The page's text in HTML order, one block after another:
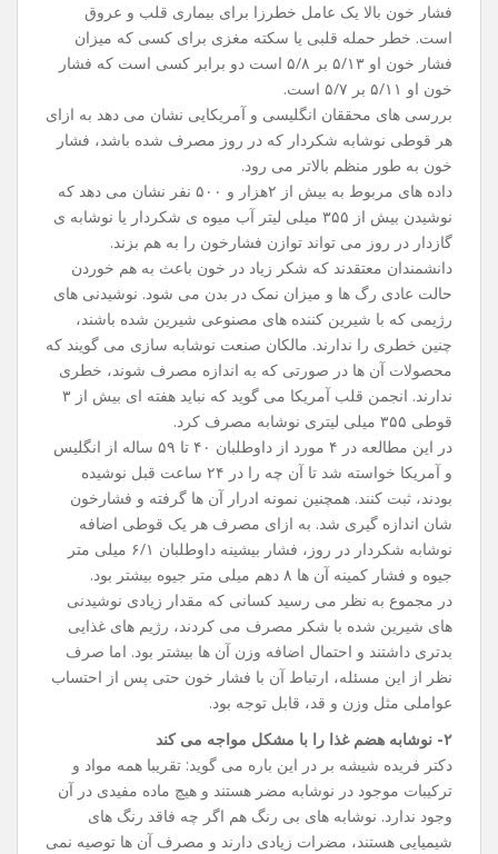
فشار خون بالا یک عامل خطرزا برای بیماری قلب و عروق
است. خطر حمله قلبی یا سکته مغزی برای کسی که میزان
فشار خون او ۵/۱۳ بر ۵/۸ است دو برابر کسی است که فشار
خون او ۵/۱۱ بر ۵/۷ است.
بررسی‌ های محققان انگلیسی و آمریکایی نشان می ‌دهد به ازای
هر قوطی نوشابه شکردار که در روز مصرف شده باشد، فشار
خون به ‌طور منظم بالاتر می ‌رود.
داده ‌های مربوط به بیش از ۲هزار و ۵۰۰ نفر نشان می ‌دهد که
نوشیدن بیش از ۳۵۵ میلی لیتر آب میوه ی شکردار یا نوشابه ی
گازدار در روز می ‌تواند توازن فشارخون را به هم بزند.
دانشمندان معتقدند که شکر زیاد در خون باعث به هم خوردن
حالت عادی رگ‌ ها و میزان نمک در بدن می‌ شود. نوشیدنی ‌های
رژیمی که با شیرین کننده‌ های مصنوعی شیرین شده باشند،
چنین خطری را ندارند. مالکان صنعت نوشابه ‌سازی می‌ گویند که
محصولات آن ها در صورتی که به اندازه مصرف شوند، خطری
ندارند. انجمن قلب آمریکا می‌ گوید که نباید هفته ‌ای بیش از ۳
قوطی ۳۵۵ میلی لیتری نوشابه مصرف کرد.
در این مطالعه در ۴ مورد از داوطلبان ۴۰ تا ۵۹ ساله از انگلیس
و آمریکا خواسته شد تا آن چه را در ۲۴ ساعت قبل نوشیده
بودند، ثبت کنند. همچنین نمونه ادرار آن ها گرفته و فشارخون
شان اندازه‌ گیری شد. به ازای مصرف هر یک قوطی اضافه
نوشابه شکردار در روز، فشار بیشینه داوطلبان ۶/۱ میلی متر
جیوه و فشار کمینه آن ها ۸ دهم میلی‌ متر جیوه بیشتر بود.
در مجموع به‌ نظر می ‌رسید کسانی که مقدار زیادی نوشیدنی
‌های شیرین شده با شکر مصرف می‌ کردند، رژیم‌ های غذایی
بدتری داشتند و احتمال اضافه وزن آن ها بیشتر بود. اما صرف
‌نظر از این مسئله، ارتباط آن با فشار خون حتی پس از احتساب
عواملی مثل وزن و قد، قابل توجه بود.
۲- نوشابه هضم غذا را با مشکل مواجه می ‌کند
دکتر فریده شیشه‌ بر در این باره می گوید: تقریبا همه مواد و
ترکیبات موجود در نوشابه مضر هستند و هیچ ماده مفیدی در آن
وجود ندارد. نوشابه‌ های بی ‌رنگ هم اگر چه فاقد رنگ‌ های
شیمیایی هستند، مضرات زیادی دارند و مصرف آن ها توصیه نمی